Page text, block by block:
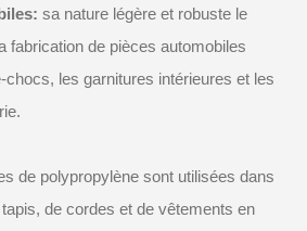
sa nature légère et robuste le
fabrication de pièces automobiles
les garnitures intérieures et les
de polypropylène sont utilisées dans
de cordes et de vêtements en